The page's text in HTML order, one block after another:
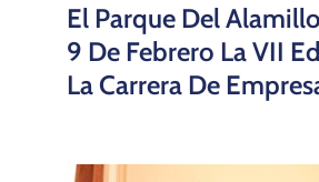
El Parque Del
9 De Febrero La VII
La Carrera De